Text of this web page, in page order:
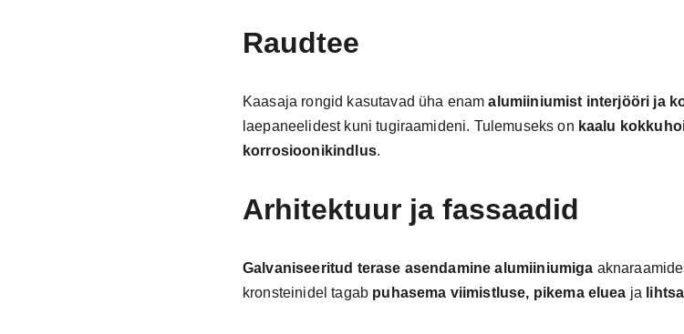
Raudtee
Kaasaja rongid kasutavad üha enam alumiiniumist interjööri ja
laepaneelidest kuni tugiraamideni. Tulemuseks on kaalu
korrosioonikindlus.
Arhitektuur ja fassaadid
Galvaniseeritud terase asendamine alumiiniumiga
kronsteinidel tagab puhasema viimistluse, pikema eluea ja